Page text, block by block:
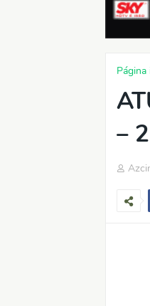
Página
–